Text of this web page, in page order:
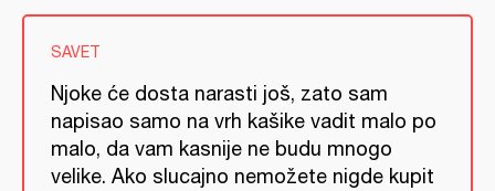
SAVET
Njoke će dosta narasti još, zato sam
napisao samo na vrh kašike vadit malo po
malo, da vam kasnije ne budu mnogo
velike. Ako slucajno nemožete nigde kupit